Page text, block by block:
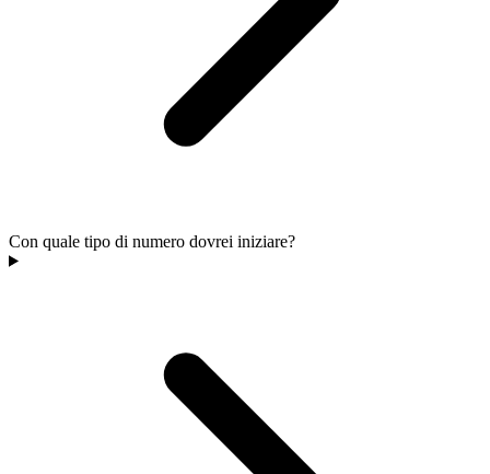
Con quale tipo di numero dovrei iniziare?